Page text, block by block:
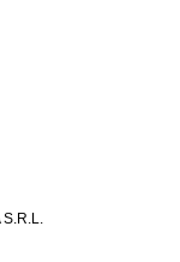
S.R.L.